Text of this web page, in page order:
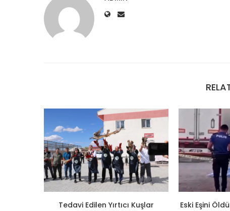
Tedavi Edilen Yırtıcı Kuşlar
Eski Eşini